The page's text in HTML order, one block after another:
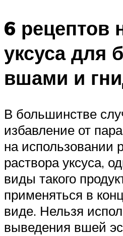
6 рецептов
уксуса для
вшами и
В большинстве
избавление от
на использовании
раствора уксуса,
виды такого
применяться в
виде. Нельзя
выведения вшей